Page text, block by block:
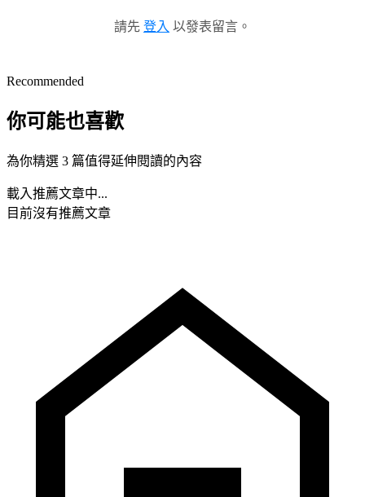
請先 登入 以發表留言。
Recommended
你可能也喜歡
為你精選 3 篇值得延伸閱讀的內容
載入推薦文章中...
目前沒有推薦文章